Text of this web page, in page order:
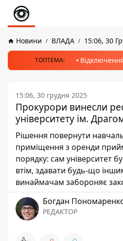
Новини ВЛАДА 15:06, 30
ТОПТЕМА:
15:06, 30 грудня 2025
Прокурори винесли
університету ім.
Рішення повернути
приміщення з оренди
порядку: сам університет
втім, здавати будь-що
винаймачам забороняє
Богдан
РЕДАКТОР